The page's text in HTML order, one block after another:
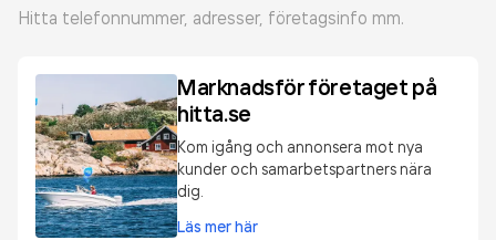
Hitta telefonnummer, adresser, företagsinfo mm.
Marknadsför företaget på
hitta.se
Kom igång och annonsera mot nya
kunder och samarbetspartners nära
dig.
Läs mer här